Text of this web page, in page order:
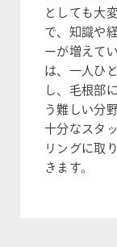
としても大
で、知識や
ーが増えて
は、一人ひ
し、毛根部
う難しい分
十分なスタ
リングに取
きます。